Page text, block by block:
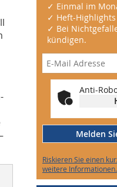
✓ Einmal im
✓ Heft-
✓ Bei
kündigen.
Anti-
Melden
Riskieren Sie einen
weitere Informationen.